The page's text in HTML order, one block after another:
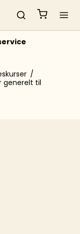
/
generelt til